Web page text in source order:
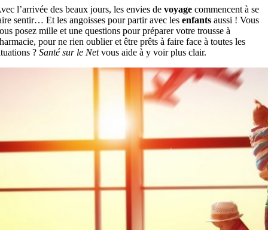
l’arrivée des beaux jours, les envies de voyagecommencent à se
sentir… Et les angoisses pour partir avec les enfantsaussi ! Vous
posez mille et une questions pour préparer votre trousse à
pour ne rien oublier et être prêts à faire face à toutes les
? Santé sur le Netvous aide à y voir plus clair.